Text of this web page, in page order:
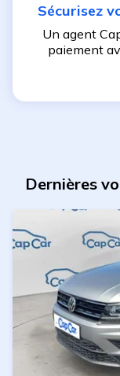
Sécurisez
Un agent
paiement
Dernières